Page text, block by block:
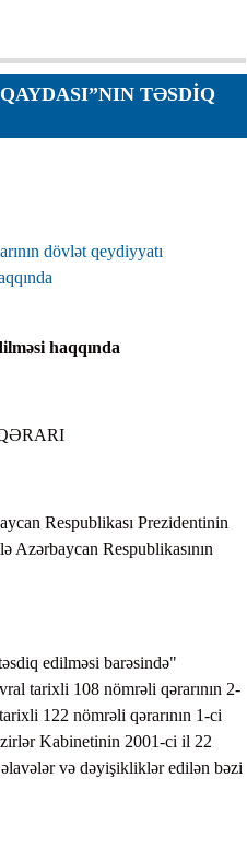
TƏSDIQ
dövlət qeydiyyatı
haqqında
Respublikası Prezidentinin
Azərbaycan Respublikasının
edilməsi barəsində"
tarixli 108 nömrəli qərarının 2-
122 nömrəli qərarının 1-ci
Kabinetinin 2001-ci il 22
və dəyişikliklər edilən bəzi